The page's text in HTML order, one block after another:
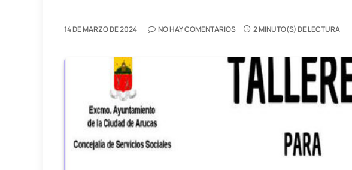
14 DE MARZO DE 2024 NO HAY COMENTARIOS 2 MINUTO(S) DE LECTURA